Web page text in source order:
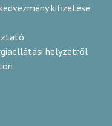
kifizetése
helyzetről